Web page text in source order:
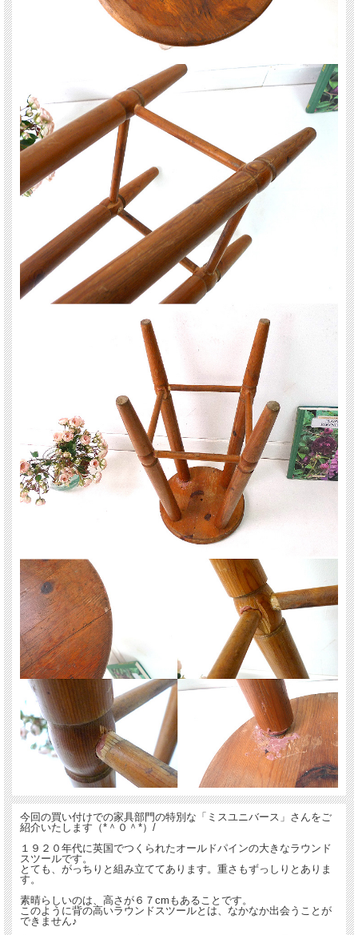
今回の買い付けでの家具部門の特別な「ミスユニバース」さんをご
紹介いたします（*＾０＾*）/
１９２０年代に英国でつくられたオールドパインの大きなラウンド
スツールです。
とても、がっちりと組み立ててあります。重さもずっしりとありま
す。
素晴らしいのは、高さが６７cmもあることです。
このように背の高いラウンドスツールとは、なかなか出会うことが
できません♪